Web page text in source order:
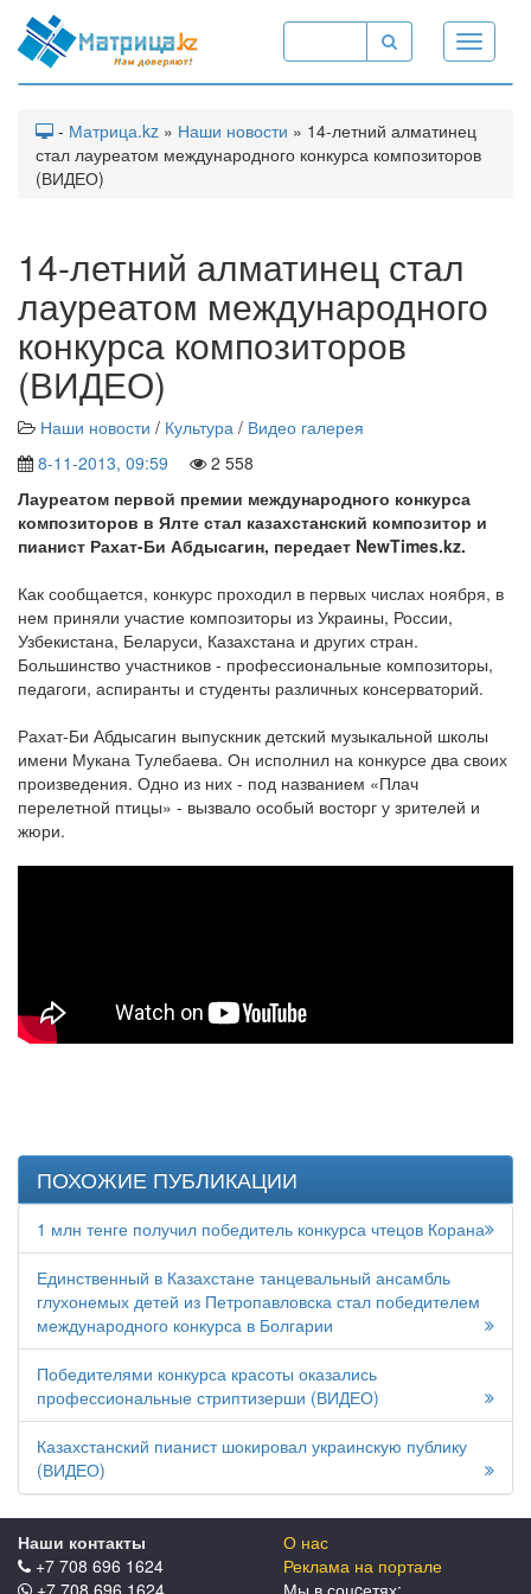
Toggle
- Матрица.kz » Наши новости » 14-летний алматинец
стал лауреатом международного конкурса композиторов
(ВИДЕО)
14-летний алматинец стал
лауреатом международного
конкурса композиторов
(ВИДЕО)
Наши новости / Культура / Видео галерея
8-11-2013, 09:59
2 558
Лауреатом первой премии международного конкурса
композиторов в Ялте стал казахстанский композитор и
пианист Рахат-Би Абдысагин, передает NewTimes.kz.
Как сообщается, конкурс проходил в первых числах ноября, в
нем приняли участие композиторы из Украины, России,
Узбекистана, Беларуси, Казахстана и других стран.
Большинство участников - профессиональные композиторы,
педагоги, аспиранты и студенты различных консерваторий.
Рахат-Би Абдысагин выпускник детский музыкальной школы
имени Мукана Тулебаева. Он исполнил на конкурсе два своих
произведения. Одно из них - под названием «Плач
перелетной птицы» - вызвало особый восторг у зрителей и
жюри.
ПОХОЖИЕ ПУБЛИКАЦИИ
1 млн тенге получил победитель конкурса чтецов Корана
Единственный в Казахстане танцевальный ансамбль
глухонемых детей из Петропавловска стал победителем
международного конкурса в Болгарии
Победителями конкурса красоты оказались
профессиональные стриптизерши (ВИДЕО)
Казахстанский пианист шокировал украинскую публику
(ВИДЕО)
Наши контакты
+7 708 696 1624
+7 708 696 1624
О нас
Реклама на портале
Мы в соцcетях: